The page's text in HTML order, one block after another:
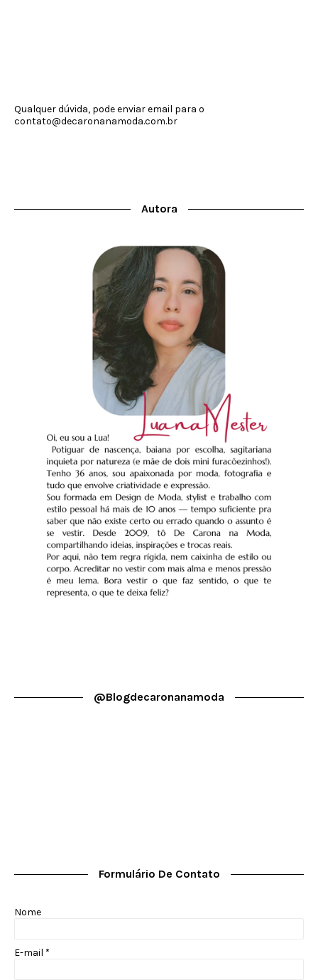
Qualquer dúvida, pode enviar email para o
contato@decaronanamoda.com.br
Autora
@blogdecaronanamoda
Formulário De Contato
Nome
E-mail *